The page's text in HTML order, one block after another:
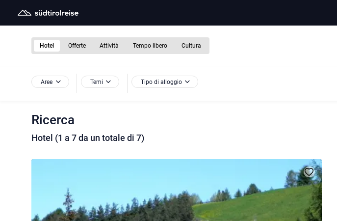
Hotel Offerte Attività Tempo libero Cultura
Aree Temi Tipo di alloggio
Ricerca
Hotel (1 a 7 da un totale di 7)